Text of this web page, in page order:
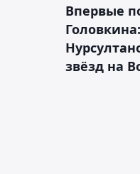
Впервые
звёзд на